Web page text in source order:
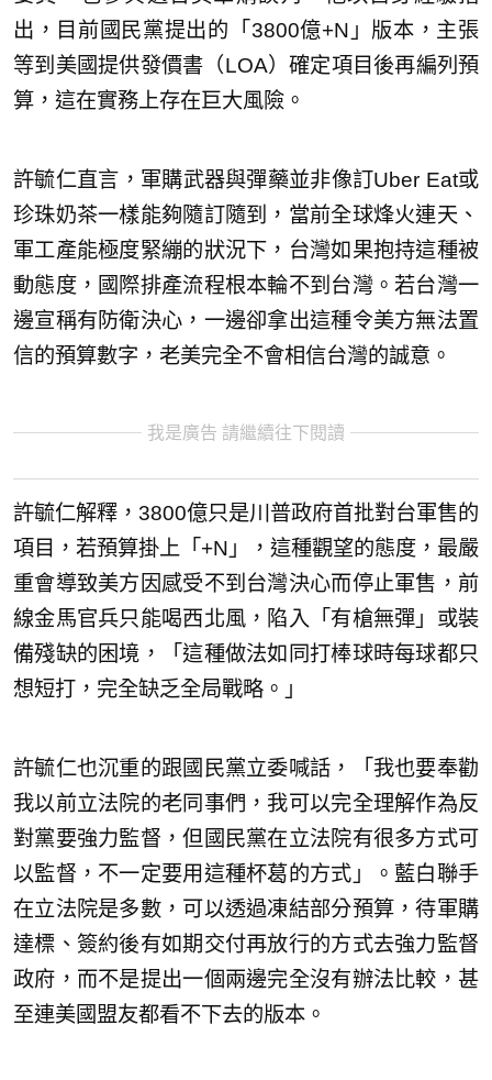
出，目前國民黨提出的「3800億+N」版本，主張
等到美國提供發價書（LOA）確定項目後再編列預
算，這在實務上存在巨大風險。
許毓仁直言，軍購武器與彈藥並非像訂Uber Eat或
珍珠奶茶一樣能夠隨訂隨到，當前全球烽火連天、
軍工產能極度緊繃的狀況下，台灣如果抱持這種被
動態度，國際排產流程根本輪不到台灣。若台灣一
邊宣稱有防衛決心，一邊卻拿出這種令美方無法置
信的預算數字，老美完全不會相信台灣的誠意。
我是廣告 請繼續往下閱讀
許毓仁解釋，3800億只是川普政府首批對台軍售的
項目，若預算掛上「+N」，這種觀望的態度，最嚴
重會導致美方因感受不到台灣決心而停止軍售，前
線金馬官兵只能喝西北風，陷入「有槍無彈」或裝
備殘缺的困境，「這種做法如同打棒球時每球都只
想短打，完全缺乏全局戰略。」
許毓仁也沉重的跟國民黨立委喊話，「我也要奉勸
我以前立法院的老同事們，我可以完全理解作為反
對黨要強力監督，但國民黨在立法院有很多方式可
以監督，不一定要用這種杯葛的方式」。藍白聯手
在立法院是多數，可以透過凍結部分預算，待軍購
達標、簽約後有如期交付再放行的方式去強力監督
政府，而不是提出一個兩邊完全沒有辦法比較，甚
至連美國盟友都看不下去的版本。